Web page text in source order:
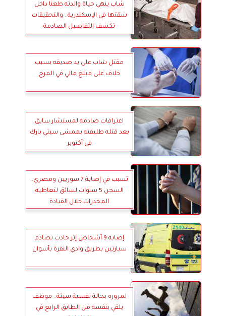
شاب ينهي حياة والدته طعنًا داخل
شقتها في الإسكندرية.. والتحقيقات
تكشف التفاصيل الصادمة
مقتل شاب على يد صديقه بسبب
خلاف على مبلغ مالي في المرج
اعترافات صادمة لمستشار سابق
بعد قتله طليقته بممشى سيتي بارك
في أكتوبر
تسبب في إصابة 7 سوريين ومصري..
السجن 5 سنوات لسائق لتعاطيه
المخدرات خلال القيادة
إصابة 9 أشخاص إثر حادث تصادم
سيارتين بطريق وادي النقرة بأسوان
لمروره بحالة نفسية سيئة.. موظف
يلقي بنفسه من الطابق الرابع في